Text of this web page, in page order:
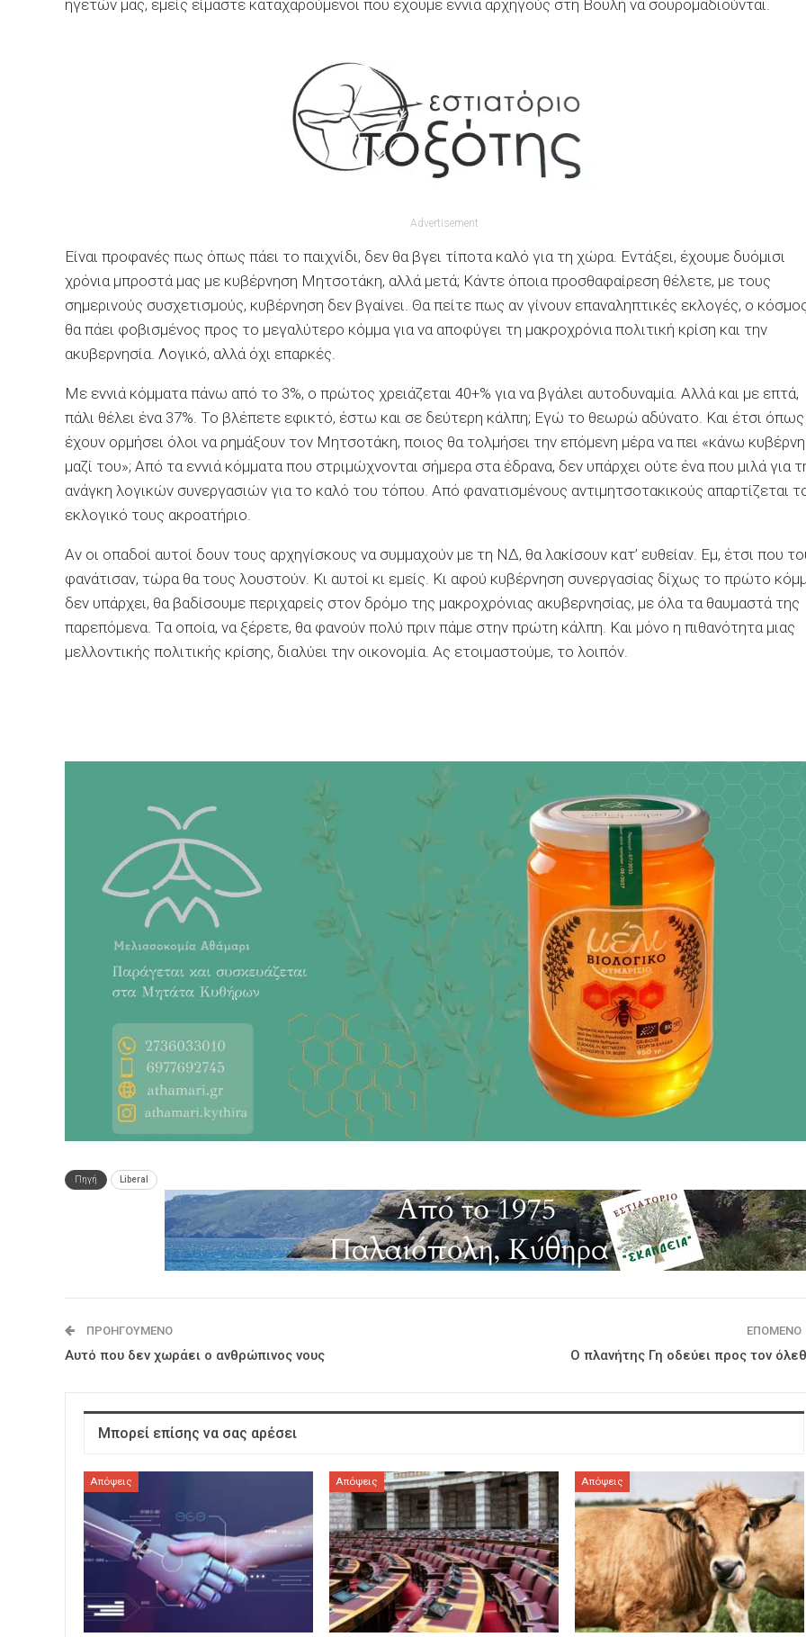
ηγετών μας, εμείς είμαστε καταχαρούμενοι που έχουμε εννιά αρχηγούς στη Βουλή να σουρομαδιούνται.
Advertisement
Είναι προφανές πως όπως πάει το παιχνίδι, δεν θα βγει τίποτα καλό για τη χώρα. Εντάξει, έχουμε δυόμισι
χρόνια μπροστά μας με κυβέρνηση Μητσοτάκη, αλλά μετά; Κάντε όποια προσθαφαίρεση θέλετε, με τους
σημερινούς συσχετισμούς, κυβέρνηση δεν βγαίνει. Θα πείτε πως αν γίνουν επαναληπτικές εκλογές, ο
θα πάει φοβισμένος προς το μεγαλύτερο κόμμα για να αποφύγει τη μακροχρόνια πολιτική κρίση και την
ακυβερνησία. Λογικό, αλλά όχι επαρκές.
Με εννιά κόμματα πάνω από το 3%, ο πρώτος χρειάζεται 40+% για να βγάλει αυτοδυναμία. Αλλά και με επτά,
πάλι θέλει ένα 37%. Το βλέπετε εφικτό, έστω και σε δεύτερη κάλπη; Εγώ το θεωρώ αδύνατο. Και έτσι όπως
έχουν ορμήσει όλοι να ρημάξουν τον Μητσοτάκη, ποιος θα τολμήσει την επόμενη μέρα να πει «κάνω
μαζί του»; Από τα εννιά κόμματα που στριμώχνονται σήμερα στα έδρανα, δεν υπάρχει ούτε ένα που μιλά για
ανάγκη λογικών συνεργασιών για το καλό του τόπου. Από φανατισμένους αντιμητσοτακικούς απαρτίζεται
εκλογικό τους ακροατήριο.
Αν οι οπαδοί αυτοί δουν τους αρχηγίσκους να συμμαχούν με τη ΝΔ, θα λακίσουν κατ’ ευθείαν. Εμ, έτσι που
φανάτισαν, τώρα θα τους λουστούν. Κι αυτοί κι εμείς. Κι αφού κυβέρνηση συνεργασίας δίχως το πρώτο
δεν υπάρχει, θα βαδίσουμε περιχαρείς στον δρόμο της μακροχρόνιας ακυβερνησίας, με όλα τα θαυμαστά της
παρεπόμενα. Τα οποία, να ξέρετε, θα φανούν πολύ πριν πάμε στην πρώτη κάλπη. Και μόνο η πιθανότητα μιας
μελλοντικής πολιτικής κρίσης, διαλύει την οικονομία. Ας ετοιμαστούμε, το λοιπόν.
Πηγή Liberal
ΠΡΟΗΓΟΎΜΕΝΟ
Αυτό που δεν χωράει ο ανθρώπινος νους
ΕΠΌΜΕΝΟ
Ο πλανήτης Γη οδεύει προς τον
Μπορεί επίσης να σας αρέσει
Απόψεις Απόψεις Απόψεις